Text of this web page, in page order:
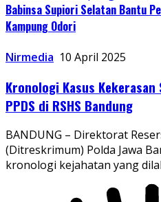
Babinsa Supiori Selatan Bantu
Kampung Odori
Nirmedia 10 April 2025
Kronologi Kasus
PPDS di RSHS Bandung
BANDUNG – Direktorat
(Ditreskrimum) Polda Jawa
kronologi kejahatan yang